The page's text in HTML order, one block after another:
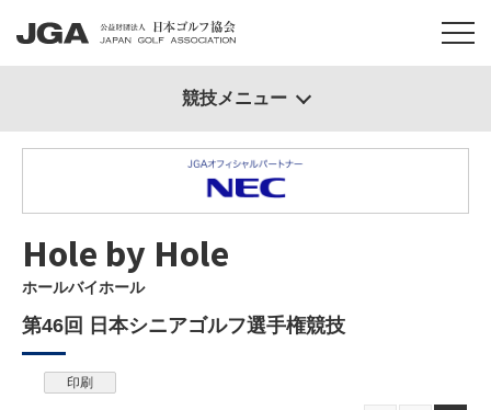
Hole by Hole
ホールバイホール
第46回 日本シニアゴルフ選手権競技
印刷
競技メニュー